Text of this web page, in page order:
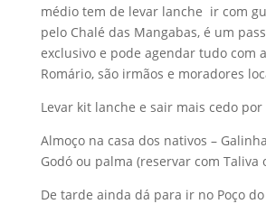
médio tem de levar lanche ir com
pelo Chalé das Mangabas, é um
exclusivo e pode agendar tudo com
Romário, são irmãos e moradores
Levar kit lanche e sair mais cedo por
Almoço na casa dos nativos –
Godó ou palma (reservar com Taliva
De tarde ainda dá para ir no Poço do